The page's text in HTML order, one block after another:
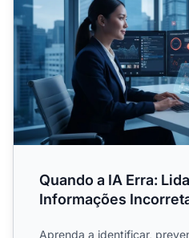
Quando a IA Erra:
Informações
Aprenda a identificar,